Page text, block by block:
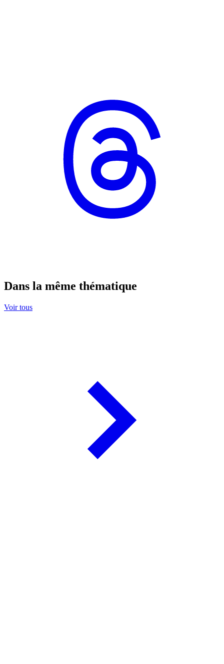
Dans la même thématique
Voir tous